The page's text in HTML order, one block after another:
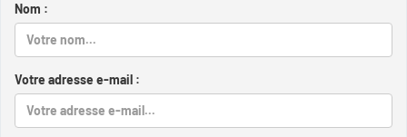
Nom :
Votre adresse e-mail :